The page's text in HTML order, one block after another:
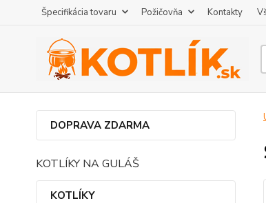
Špecifikácia tovaru Požičovňa Kontakty
DOPRAVA ZDARMA
KOTLÍKY NA GULÁŠ
KOTLÍKY